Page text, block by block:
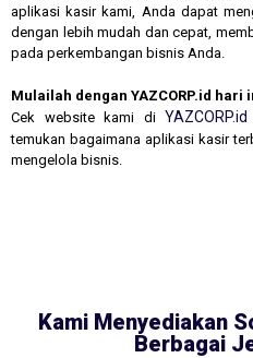
aplikasi kasir kami, Anda dapat
dengan lebih mudah dan cepat,
pada perkembangan bisnis Anda.
Mulailah dengan YAZCORP.id hari
Cek website kami di YAZCORP.id
temukan bagaimana aplikasi kasir
mengelola bisnis.
Kami Menyediakan
Berbagai